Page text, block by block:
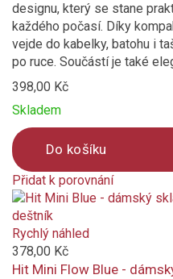
designu, který se stane
každého počasí. Díky
vejde do kabelky, batohu i
po ruce. Součástí je také
398,00 Kč
Skladem
Do košíku
Přidat k porovnání
Product
is
added
to
compare
Rychlý náhled
378,00 Kč
Hit Mini Flow Blue -